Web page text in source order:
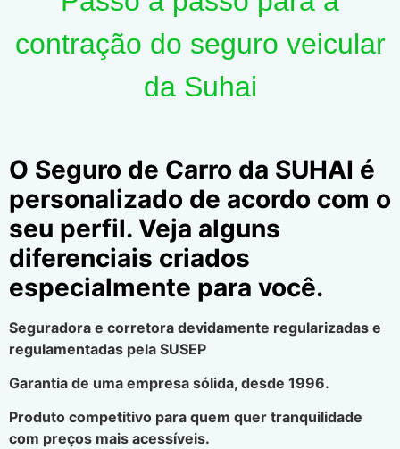
contração do seguro veicular
da Suhai
O Seguro de Carro da SUHAI é
personalizado de acordo com o
seu perfil. Veja alguns
diferenciais criados
especialmente para você.
Seguradora e corretora devidamente regularizadas e
regulamentadas pela SUSEP
Garantia de uma empresa sólida, desde 1996.
Produto competitivo para quem quer tranquilidade
com preços mais acessíveis.